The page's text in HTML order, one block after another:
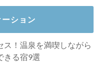
ション
ス！温泉を満喫しながら
きる宿9選